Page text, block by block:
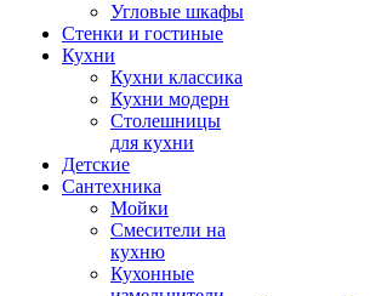
Угловые шкафы
Стенки и гостиные
Кухни
Кухни классика
Кухни модерн
Столешницы
для кухни
Детские
Сантехника
Мойки
Смесители на
кухню
Кухонные